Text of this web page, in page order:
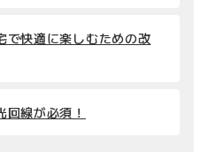
で快適に楽しむための改
線が必須！